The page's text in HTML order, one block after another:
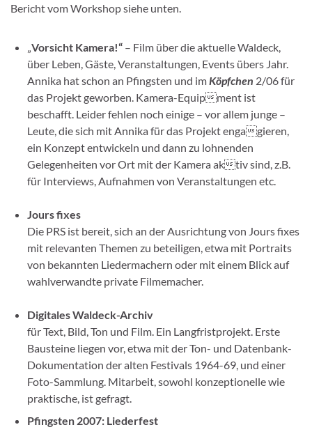
Bericht vom Workshop siehe unten.
„Vorsicht Kamera!“ – Film über die aktuelle Waldeck,
über Leben, Gäste, Veranstaltungen, Events übers Jahr.
Annika hat schon an Pfingsten und imKöpfchen 2/06 für
das Projekt geworben. Kamera-Equipment ist
beschafft. Leider fehlen noch einige – vor allem junge –
Leute, die sich mit Annika für das Projekt engagieren,
ein Konzept entwickeln und dann zu lohnenden
Gelegenheiten vor Ort mit der Kamera aktiv sind, z.B.
für Interviews, Aufnahmen von Veranstaltungen etc.
Jours fixes
Die PRS ist bereit, sich an der Ausrichtung von Jours fixes
mit relevanten Themen zu beteiligen, etwa mit Portraits
von bekannten Liedermachern oder mit einem Blick auf
wahlverwandte private Filmemacher.
Digitales Waldeck-Archiv
für Text, Bild, Ton und Film. Ein Langfristprojekt. Erste
Bausteine liegen vor, etwa mit der Ton- und Datenbank-
Dokumentation der alten Festivals 1964-69, und einer
Foto-Sammlung. Mitarbeit, sowohl konzeptionelle wie
praktische, ist gefragt.
Pfingsten 2007: Liederfest